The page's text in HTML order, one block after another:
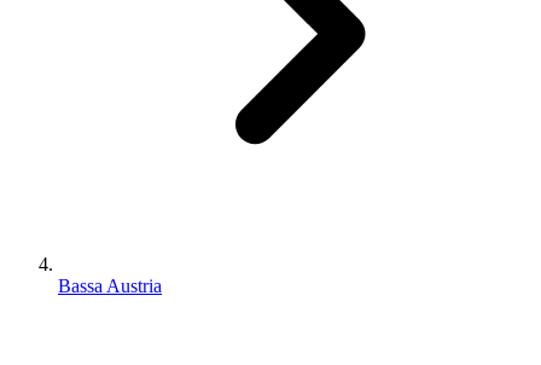
Bassa Austria